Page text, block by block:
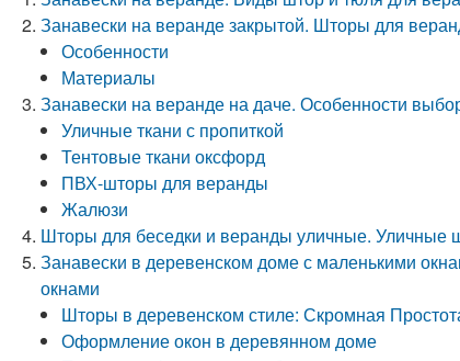
Занавески на веранде закрытой. Шторы для
Особенности
Материалы
Занавески на веранде на даче. Особенности
Уличные ткани с пропиткой
Тентовые ткани оксфорд
ПВХ-шторы для веранды
Жалюзи
Шторы для беседки и веранды уличные. Уличные
Занавески в деревенском доме с маленькими
окнами
Шторы в деревенском стиле: Скромная
Оформление окон в деревянном доме